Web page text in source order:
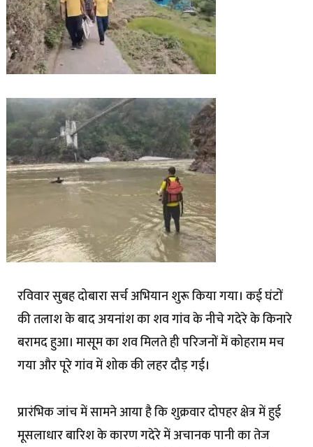
रविवार सुबह दोबारा सर्च अभियान शुरू किया गया। कई घंटों
की तलाश के बाद अयनांश का शव गांव के नीचे गदेरे के किनारे
बरामद हुआ। मासूम का शव मिलते ही परिजनों में कोहराम मच
गया और पूरे गांव में शोक की लहर दौड़ गई।
प्रारंभिक जांच में सामने आया है कि शुक्रवार दोपहर क्षेत्र में हुई
मूसलाधार बारिश के कारण गदेरे में अचानक पानी का तेज